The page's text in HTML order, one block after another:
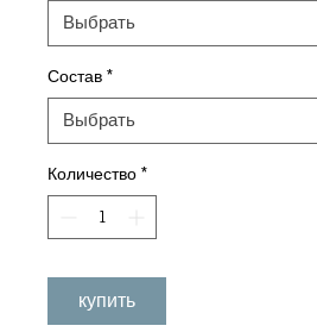
Выбрать
Состав *
Выбрать
Количество *
купить